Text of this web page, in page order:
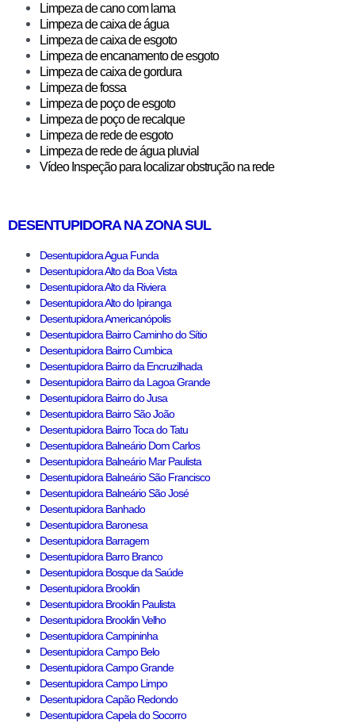
Limpeza de cano com lama
Limpeza de caixa de água
Limpeza de caixa de esgoto
Limpeza de encanamento de esgoto
Limpeza de caixa de gordura
Limpeza de fossa
Limpeza de poço de esgoto
Limpeza de poço de recalque
Limpeza de rede de esgoto
Limpeza de rede de água pluvial
Vídeo Inspeção para localizar obstrução na rede
DESENTUPIDORA NA ZONA SUL
Desentupidora Agua Funda
Desentupidora Alto da Boa Vista
Desentupidora Alto da Riviera
Desentupidora Alto do Ipiranga
Desentupidora Americanópolis
Desentupidora Bairro Caminho do Sítio
Desentupidora Bairro Cumbica
Desentupidora Bairro da Encruzilhada
Desentupidora Bairro da Lagoa Grande
Desentupidora Bairro do Jusa
Desentupidora Bairro São João
Desentupidora Bairro Toca do Tatu
Desentupidora Balneário Dom Carlos
Desentupidora Balneário Mar Paulista
Desentupidora Balneário São Francisco
Desentupidora Balneário São José
Desentupidora Banhado
Desentupidora Baronesa
Desentupidora Barragem
Desentupidora Barro Branco
Desentupidora Bosque da Saúde
Desentupidora Brooklin
Desentupidora Brooklin Paulista
Desentupidora Brooklin Velho
Desentupidora Campininha
Desentupidora Campo Belo
Desentupidora Campo Grande
Desentupidora Campo Limpo
Desentupidora Capão Redondo
Desentupidora Capela do Socorro